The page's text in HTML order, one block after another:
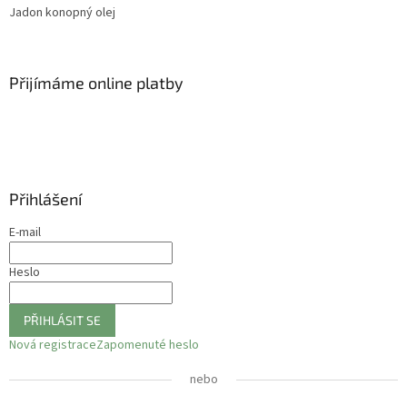
Jadon konopný olej
Přijímáme online platby
Přihlášení
E-mail
Heslo
PŘIHLÁSIT SE
Nová registraceZapomenuté heslo
nebo